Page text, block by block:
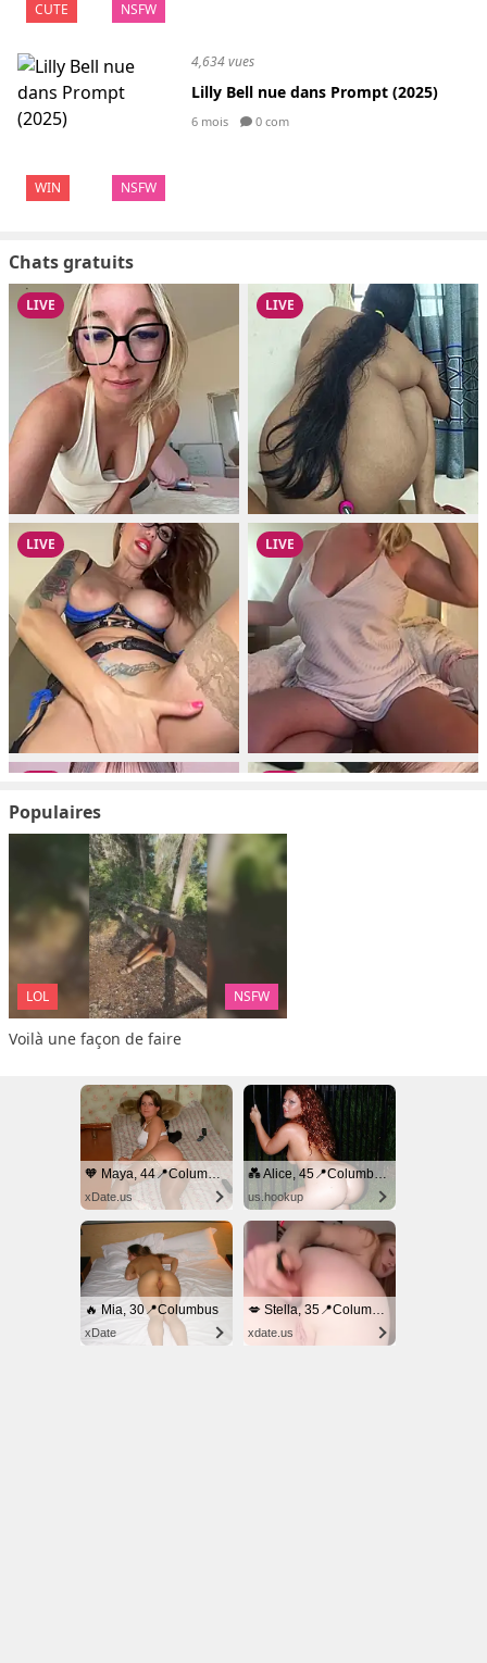
CUTE NSFW
WIN NSFW
4,634 vues
Lilly Bell nue dans Prompt (2025)
6 mois 0 com
Chats gratuits
Populaires
LOL NSFW
Voilà une façon de faire